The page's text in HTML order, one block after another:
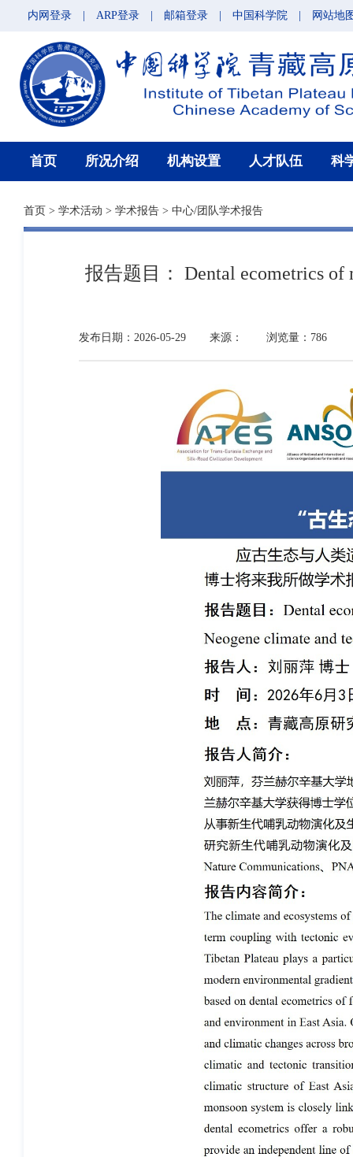
内网登录 ARP登录 邮箱登录 中国科学院 网站地
首页 所况介绍 机构设置 人才队伍 科
首页 > 学术活动 > 学术报告 > 中心/团队学术报告
报告题目： Dental ecometrics of
发布日期：2026-05-29 来源： 浏览量：786